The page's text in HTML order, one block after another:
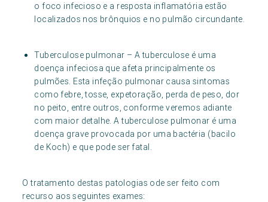
o foco infecioso e a resposta inflamatória estão
localizados nos brônquios e no pulmão circundante.
Tuberculose pulmonar – A tuberculose é uma
doença infeciosa que afeta principalmente os
pulmões. Esta infeção pulmonar causa sintomas
como febre, tosse, expetoração, perda de peso, dor
no peito, entre outros, conforme veremos adiante
com maior detalhe. A tuberculose pulmonar é uma
doença grave provocada por uma bactéria (bacilo
de Koch) e que pode ser fatal.
O tratamento destas patologias ode ser feito com
recurso aos seguintes exames: